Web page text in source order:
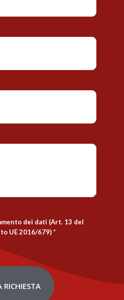
dei dati (Art. 13 del
UE 2016/679)*
RICHIESTA